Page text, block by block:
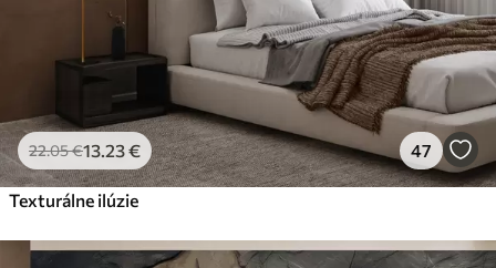
22.05€13 .23€ 47
Texturálne ilúzie